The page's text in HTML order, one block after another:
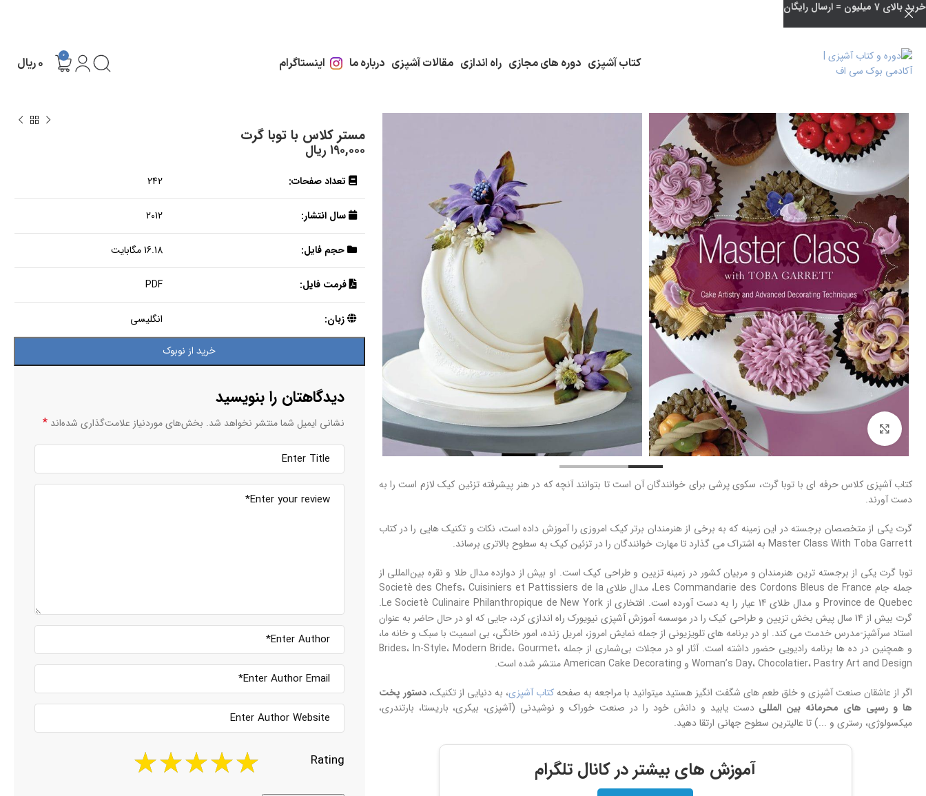
کتاب آشپزی دوره های مجازی راه اندازی مقالات آشپزی درباره ما اینستاگرام 0 ۰ریال
کتاب آشپزی کلاس حرفه ای با توبا گرت، سکوی پرشی برای خوانندگان آن است تا بتوانند آنچه که در هنر پیشرفته تزئین کیک لازم است را به
دست آورند.
گرت یکی از متخصصان برجسته در این زمینه که به برخی از هنرمندان برتر کیک امروزی را آموزش داده است، نکات و تکنیک هایی را در کتاب
Master Class With Toba Garrett به اشتراک می گذارد تا مهارت خوانندگان را در تزئین کیک به سطوح بالاتری برساند.
توبا گرت یکی از برجسته ترین هنرمندان و مربیان کشور در زمینه تزیین و طراحی کیک است. او بیش از دوازده مدال طلا و نقره بین‌المللی از
جمله جام Les Commandarie des Cordons Bleus de France، مدال طلای Societè des Chefs، Cuisiniers et Pattissiers de la
Province de Quebec و مدال طلای 14 عیار را به دست آورده است. افتخاری از Le Societè Culinaire Philanthropique de New York.
گرت بیش از 14 سال پیش بخش تزیین و طراحی کیک را در موسسه آموزش آشپزی نیویورک راه اندازی کرد، جایی که او در حال حاضر به عنوان
استاد سرآشپز-مدرس خدمت می کند. او در برنامه های تلویزیونی از جمله نمایش امروز، امریل زنده، امور خانگی، بی اسمیت با سبک و خانه ما،
و همچنین در ده ها برنامه رادیویی حضور داشته است. آثار او در مجلات بی‌شماری از جمله Brides، In-Style، Modern Bride، Gourmet،
Woman’s Day، Chocolatier، Pastry Art and Design و American Cake Decorating منتشر شده است.
اگر از عاشقان صنعت آشپزی و خلق طعم های شگفت انگیز هستید میتوانید با مراجعه به صفحهکتاب آشپزی، به دنیایی از تکنیک،دستور پخت
ها و رسپی های محرمانه بین المللی دست یابید و دانش خود را در صنعت خوراک و نوشیدنی (آشپزی، بیکری، باریستا، بارتندری،
میکسولوژی، رستری و ...) تا عالیترین سطوح جهانی ارتقا دهید.
آموزش های بیشتر در کانال تلگرام
مستر کلاس با توبا گرت
۱۹۰,۰۰۰ ریال
تعداد صفحات: 242
سال انتشار: 2012
حجم فایل: 16.18 مگابایت
فرمت فایل: PDF
زبان: انگلیسی
خرید از نوبوک
دیدگاهتان را بنویسید
نشانی ایمیل شما منتشر نخواهد شد. بخش‌های موردنیاز علامت‌گذاری شده‌اند*
Rating
خرید بالای 7 میلیون = ارسال رایگان